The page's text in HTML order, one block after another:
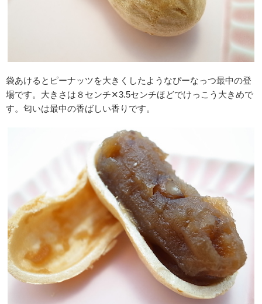
袋あけるとピーナッツを大きくしたようなぴーなっつ最中の登
場です。大きさは８センチ✕3.5センチほどでけっこう大きめで
す。匂いは最中の香ばしい香りです。